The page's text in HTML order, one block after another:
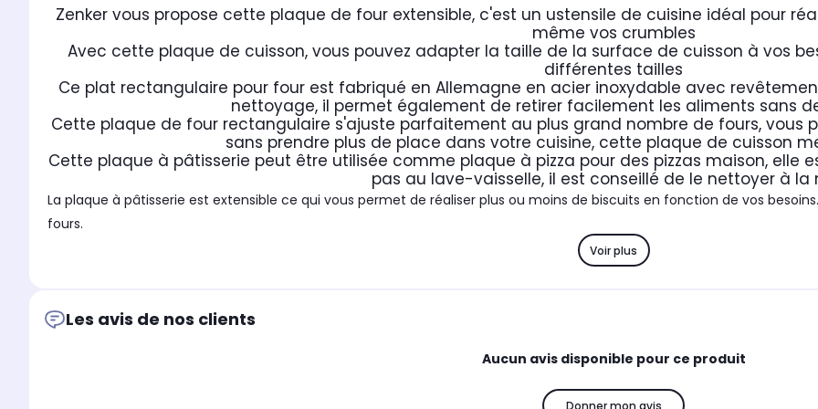
Zenker vous propose cette plaque de four extensible, c'est un ustensile de cuisine idéal pour
même vos crumbles
Avec cette plaque de cuisson, vous pouvez adapter la taille de la surface de cuisson à vos
différentes tailles
Ce plat rectangulaire pour four est fabriqué en Allemagne en acier inoxydable avec
nettoyage, il permet également de retirer facilement les aliments sans
Cette plaque de four rectangulaire s'ajuste parfaitement au plus grand nombre de fours, vous
sans prendre plus de place dans votre cuisine, cette plaque de cuisson
Cette plaque à pâtisserie peut être utilisée comme plaque à pizza pour des pizzas maison, elle
pas au lave-vaisselle, il est conseillé de le nettoyer à la
La plaque à pâtisserie est extensible ce qui vous permet de réaliser plus ou moins de biscuits en fonction de vos
fours.
Zenker est une marque faisant partie du groupe Fackelmann Brands et elle propose une large gamme d'ustensiles de
c'est une marque pionnière qui propose des innovations telles que les moules à gâteaux en silicone et fibre de verre
Voir plus
Les avis de nos clients
Aucun avis disponible pour ce produit
Donner mon avis